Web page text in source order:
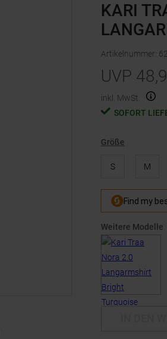
KARI
Artikelnummer:
UVP
inkl. MwSt.
SOFORT
Größe
S M
Weitere Modelle